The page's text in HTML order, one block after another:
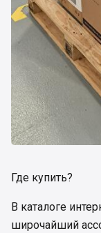
Где купить?
В каталоге
широчайший